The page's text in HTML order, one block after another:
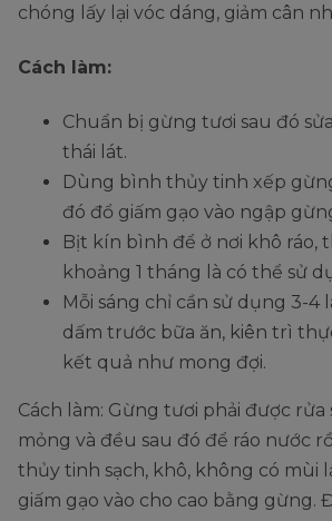
chóng lấy lại vóc dáng, giảm cân
Cách làm:
Chuẩn bị gừng tươi sau đó
thái lát.
Dùng bình thủy tinh xếp
đó đổ giấm gạo vào ngập
Bịt kín bình để ở nơi khô ráo,
khoảng 1 tháng là có thể sử
Mỗi sáng chỉ cần sử dụng 3-4
dấm trước bữa ăn, kiên trì
kết quả như mong đợi.
Cách làm: Gừng tươi phải được rửa
mỏng và đều sau đó để ráo nước
thủy tinh sạch, khô, không có mùi
giấm gạo vào cho cao bằng gừng.